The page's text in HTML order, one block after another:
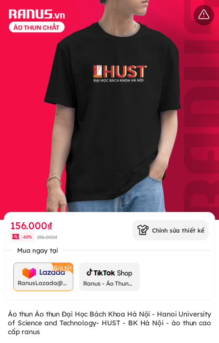
156.000₫
-60% 256.000₫
Chỉnh sửa thiết kế
Mua ngay tại
RanusLazada@g
mail.com
Ranus - Áo Thun
Áo thun Áo thun Đại Học Bách Khoa Hà Nội - Hanoi University
of Science and Technology- HUST - BK Hà Nội - áo thun cao
cấp ranus